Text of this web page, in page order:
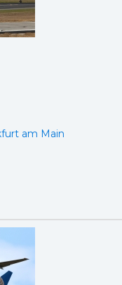
am Main